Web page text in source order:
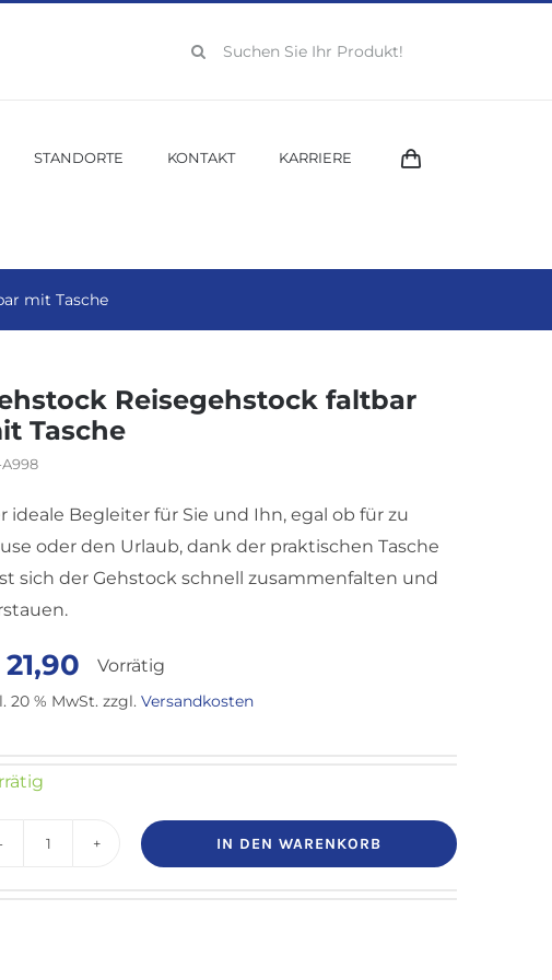
Suche
STANDORTE KONTAKT KARRIERE
mit Tasche
Reisegehstock faltbar
Tasche
ideale Begleiter für Sie und Ihn, egal ob für zu
oder den Urlaub, dank der praktischen Tasche
sich der Gehstock schnell zusammenfalten und
21,90 Vorrätig
20 % MwSt. zzgl.Versandkosten
IN DEN WARENKORB